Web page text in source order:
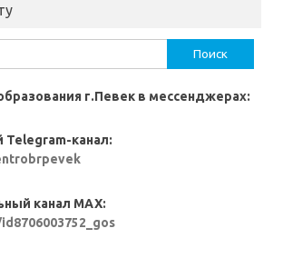
г.Певек в мессенджерах:
канал:
канал MAX: